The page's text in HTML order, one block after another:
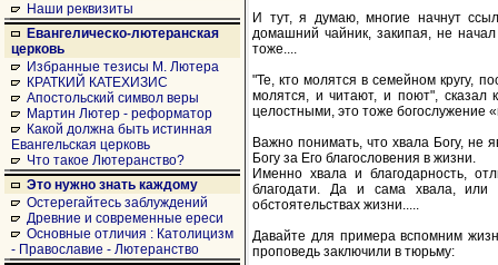
Наши реквизиты
Евангелическо-лютеранская
церковь
Избранные тезисы М. Лютера
КРАТКИЙ КАТЕХИЗИС
Апостольский символ веры
Мартин Лютер - реформатор
Какой должна быть истинная
Евангельская церковь
Что такое Лютеранство?
Это нужно знать каждому
Остерегайтесь заблуждений
Древние и современные ереси
Основные отличия : Католицизм
- Православие - Лютеранство
И тут, я думаю, многие начнут
домашний чайник, закипая, не
тоже....
"Те, кто молятся в семейном кругу,
молятся, и читают, и поют",
целостными, это тоже богослужение
Важно понимать, что хвала Богу, не
Богу за Его благословения в жизни.
Именно хвала и благодарность,
благодати. Да и сама хвала, или
обстоятельствах жизни.....
Давайте для примера вспомним
проповедь заключили в тюрьму: